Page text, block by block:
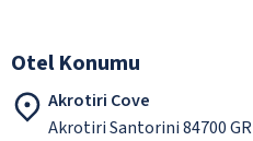
Otel Konumu
Akrotiri Cove
Akrotiri Santorini 84700 GR